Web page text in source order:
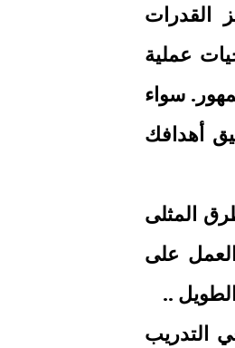
القدرات
عملية
سواء
أهدافك
المثلى
على
..
التدريب